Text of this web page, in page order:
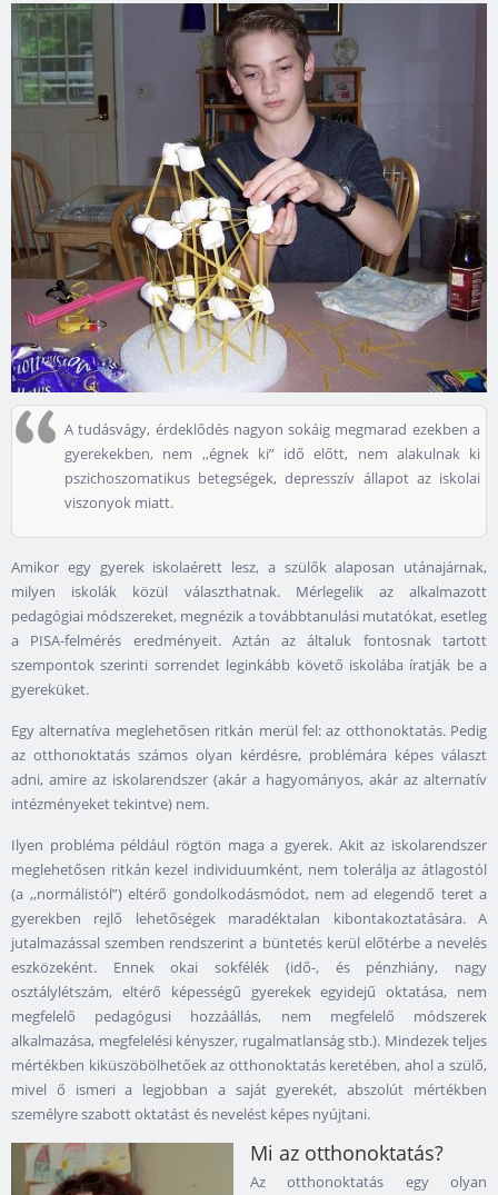
A tudásvágy, érdeklődés nagyon sokáig megmarad ezekben a
gyerekekben, nem ,,égnek ki” idő előtt, nem alakulnak ki
pszichoszomatikus betegségek, depresszív állapot az iskolai
viszonyok miatt.
Amikor egy gyerek iskolaérett lesz, a szülők alaposan utánajárnak,
milyen iskolák közül választhatnak. Mérlegelik az alkalmazott
pedagógiai módszereket, megnézik a továbbtanulási mutatókat, esetleg
a PISA-felmérés eredményeit. Aztán az általuk fontosnak tartott
szempontok szerinti sorrendet leginkább követő iskolába íratják be a
gyereküket.
Egy alternatíva meglehetősen ritkán merül fel: az otthonoktatás. Pedig
az otthonoktatás számos olyan kérdésre, problémára képes választ
adni, amire az iskolarendszer (akár a hagyományos, akár az alternatív
intézményeket tekintve) nem.
Ilyen probléma például rögtön maga a gyerek. Akit az iskolarendszer
meglehetősen ritkán kezel individuumként, nem tolerálja az átlagostól
(a ,,normálistól”) eltérő gondolkodásmódot, nem ad elegendő teret a
gyerekben rejlő lehetőségek maradéktalan kibontakoztatására. A
jutalmazással szemben rendszerint a büntetés kerül előtérbe a nevelés
eszközeként. Ennek okai sokfélék (idő-, és pénzhiány, nagy
osztálylétszám, eltérő képességű gyerekek egyidejű oktatása, nem
megfelelő pedagógusi hozzáállás, nem megfelelő módszerek
alkalmazása, megfelelési kényszer, rugalmatlanság stb.). Mindezek teljes
mértékben kiküszöbölhetőek az otthonoktatás keretében, ahol a szülő,
mivel ő ismeri a legjobban a saját gyerekét, abszolút mértékben
személyre szabott oktatást és nevelést képes nyújtani.
Mi az otthonoktatás?
Az otthonoktatás egy olyan